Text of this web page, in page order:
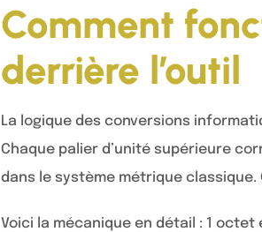
Comment
derrière l’outil
La logique des conversions
Chaque palier d’unité supérieure
dans le système métrique
Voici la mécanique en détail : 1